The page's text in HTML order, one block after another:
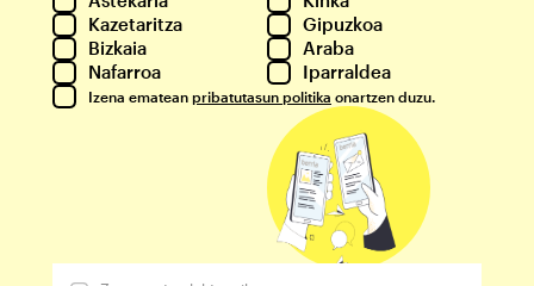
Kazetaritza
Gipuzkoa
Bizkaia
Araba
Nafarroa
Iparraldea
Izena ematean pribatutasun politika onartzen duzu.